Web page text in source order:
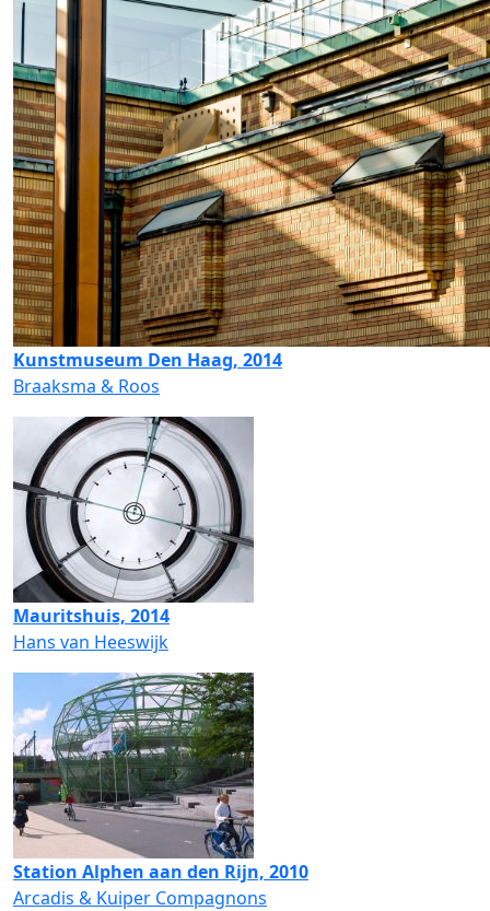
Kunstmuseum Den Haag, 2014
Braaksma & Roos
Mauritshuis, 2014
Hans van Heeswijk
Station Alphen aan den Rijn, 2010
Arcadis & Kuiper Compagnons